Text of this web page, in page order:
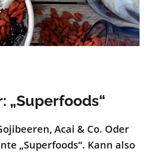
„Superfoods“
Acai & Co. Oder
„Superfoods“. Kann also